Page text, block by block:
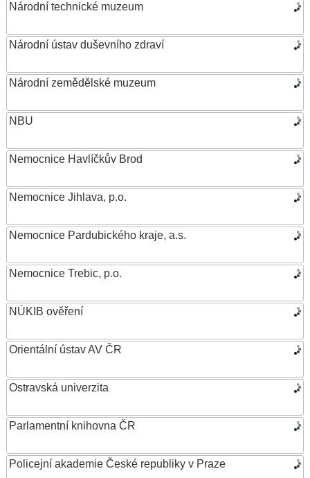
Národní technické muzeum
Národní ústav duševního zdraví
Národní zemědělské muzeum
NBU
Nemocnice Havlíčkův Brod
Nemocnice Jihlava, p.o.
Nemocnice Pardubického kraje, a.s.
Nemocnice Trebic, p.o.
NÚKIB ověření
Orientální ústav AV ČR
Ostravská univerzita
Parlamentní knihovna ČR
Policejní akademie České republiky v Praze